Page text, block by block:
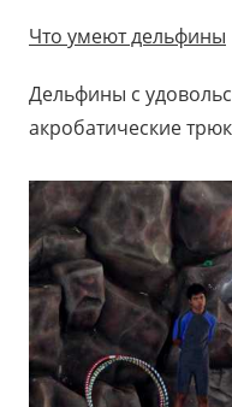
Что умеют дельфины
Дельфины с
акробатические